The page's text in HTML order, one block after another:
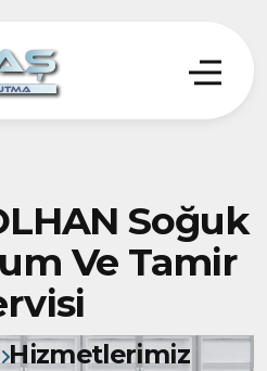
Soğuk
Ve Tamir
Hizmetlerimiz